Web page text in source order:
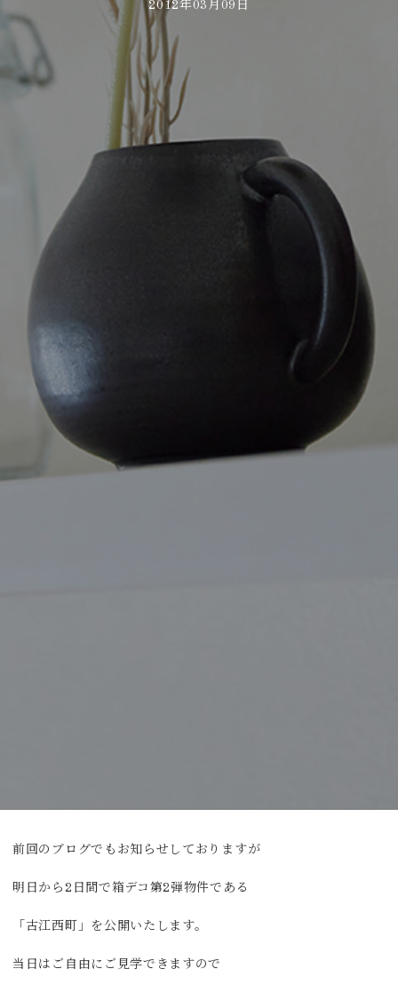
2012年03月09日
前回のブログでもお知らせしておりますが
明日から2日間で箱デコ第2弾物件である
「古江西町」を公開いたします。
当日はご自由にご見学できますので